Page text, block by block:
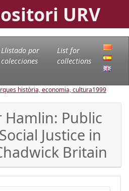
URV
Llistado por
colecciones
List for
collections
història, economia, cultura1999
Public
Justice in
Britain